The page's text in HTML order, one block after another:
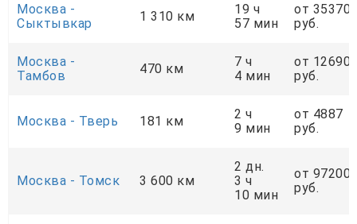
Москва -
Сыктывкар
1 310 км
19 ч
57 мин
от 35370
руб.
Москва -
Тамбов
470 км
7 ч
4 мин
от 12690
руб.
Москва - Тверь 181 км
2 ч
9 мин
от 4887
руб.
Москва - Томск 3 600 км
2 дн.
3 ч
10 мин
от 97200
руб.